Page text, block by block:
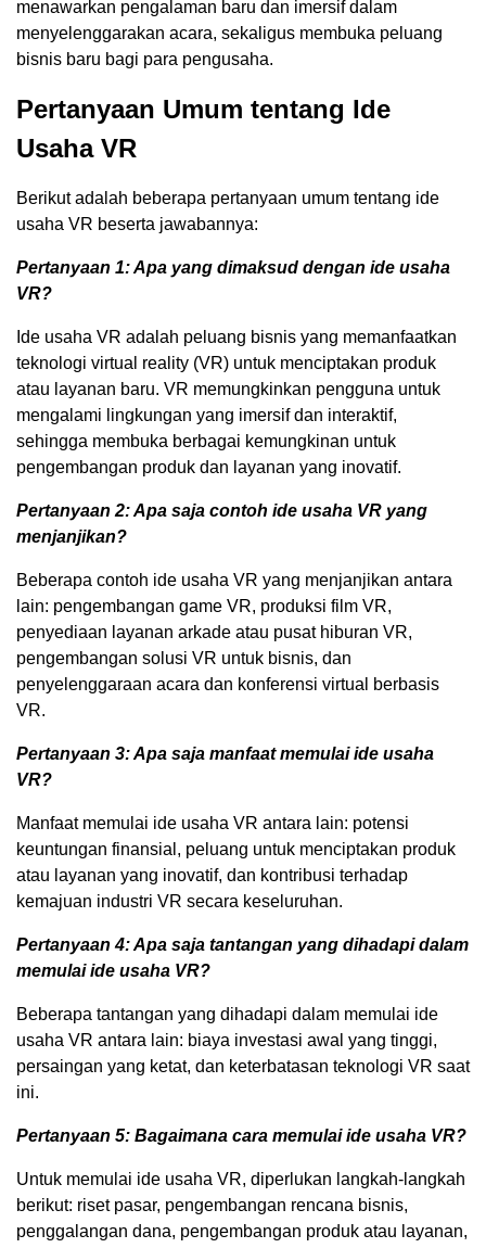
menawarkan pengalaman baru dan imersif dalam
menyelenggarakan acara, sekaligus membuka peluang
bisnis baru bagi para pengusaha.
Pertanyaan Umum tentang Ide
Usaha VR
Berikut adalah beberapa pertanyaan umum tentang ide
usaha VR beserta jawabannya:
Pertanyaan 1: Apa yang dimaksud dengan ide usaha
VR?
Ide usaha VR adalah peluang bisnis yang memanfaatkan
teknologi virtual reality (VR) untuk menciptakan produk
atau layanan baru. VR memungkinkan pengguna untuk
mengalami lingkungan yang imersif dan interaktif,
sehingga membuka berbagai kemungkinan untuk
pengembangan produk dan layanan yang inovatif.
Pertanyaan 2: Apa saja contoh ide usaha VR yang
menjanjikan?
Beberapa contoh ide usaha VR yang menjanjikan antara
lain: pengembangan game VR, produksi film VR,
penyediaan layanan arkade atau pusat hiburan VR,
pengembangan solusi VR untuk bisnis, dan
penyelenggaraan acara dan konferensi virtual berbasis
VR.
Pertanyaan 3: Apa saja manfaat memulai ide usaha
VR?
Manfaat memulai ide usaha VR antara lain: potensi
keuntungan finansial, peluang untuk menciptakan produk
atau layanan yang inovatif, dan kontribusi terhadap
kemajuan industri VR secara keseluruhan.
Pertanyaan 4: Apa saja tantangan yang dihadapi dalam
memulai ide usaha VR?
Beberapa tantangan yang dihadapi dalam memulai ide
usaha VR antara lain: biaya investasi awal yang tinggi,
persaingan yang ketat, dan keterbatasan teknologi VR saat
ini.
Pertanyaan 5: Bagaimana cara memulai ide usaha VR?
Untuk memulai ide usaha VR, diperlukan langkah-langkah
berikut: riset pasar, pengembangan rencana bisnis,
penggalangan dana, pengembangan produk atau layanan,